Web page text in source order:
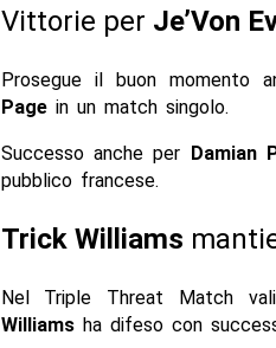
Vittorie per Je’Von
Prosegue il buon momento
Pagein un match singolo.
Successo anche per Damian
pubblico francese.
Trick Williams
Nel Triple Threat Match
Williamsha difeso con